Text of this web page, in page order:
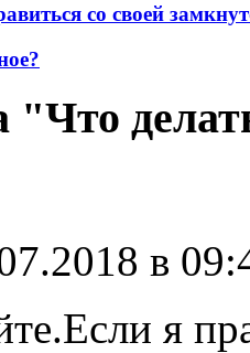
со своей
"Что
в
я